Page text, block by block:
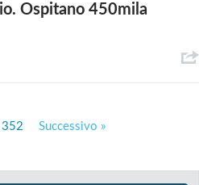
Ospitano 450mila
352 Successivo »